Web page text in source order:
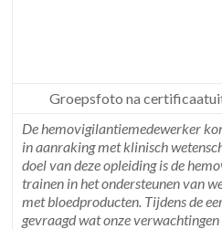
Groepsfoto na
De hemovigilantiemedewerker
in aanraking met klinisch
doel van deze opleiding is de
trainen in het ondersteunen van
met bloedproducten. Tijdens de
gevraagd wat onze